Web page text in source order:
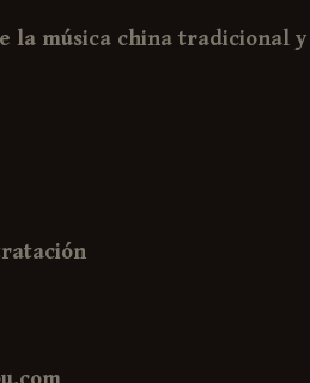
la música china tradicional y